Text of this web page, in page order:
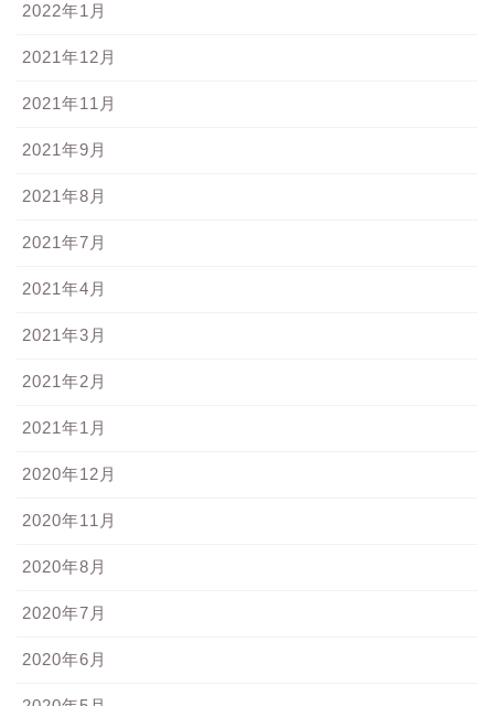
2022年1月
2021年12月
2021年11月
2021年9月
2021年8月
2021年7月
2021年4月
2021年3月
2021年2月
2021年1月
2020年12月
2020年11月
2020年8月
2020年7月
2020年6月